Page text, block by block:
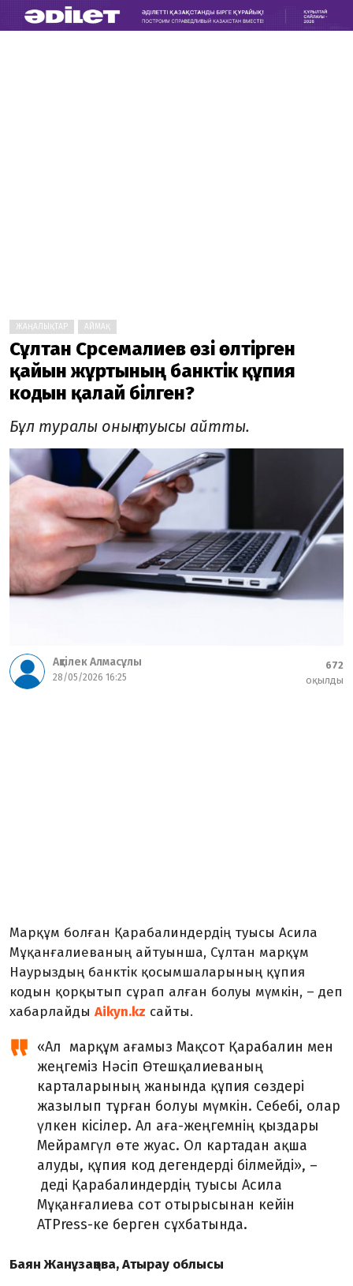
ЖАҢАЛЫҚТАР АЙМАҚ
Сұлтан Сәрсемалиев өзі өлтірген
қайын жұртының банктік құпия
кодын қалай білген?
Бұл туралы оның туысы айтты.
Ақтілек Алмасұлы
28/05/2026 16:25
672
оқылды
Марқұм болған Қарабалиндердің туысы Асила
Мұқанғалиеваның айтуынша, Сұлтан марқұм
Наурыздың банктік қосымшаларының құпия
кодын қорқытып сұрап алған болуы мүмкін, – деп
хабарлайды Aikyn.kz сайты.
«Ал марқұм ағамыз Мақсот Қарабалин мен
жеңгеміз Нәсіп Өтешқалиеваның
карталарының жанында құпия сөздері
жазылып тұрған болуы мүмкін. Себебі, олар
үлкен кісілер. Ал аға-жеңгемнің қыздары
Мейрамгүл өте жуас. Ол картадан ақша
алуды, құпия код дегендерді білмейді», –
деді Қарабалиндердің туысы Асила
Мұқанғалиева сот отырысынан кейін
ATPress-ке берген сұхбатында.
Баян Жанұзақова, Атырау облысы